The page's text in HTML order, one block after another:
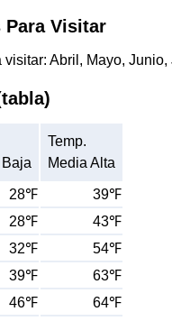
Para Visitar
visitar: Abril, Mayo,
Temp.
Media Alta
28℉
39℉
28℉
43℉
32℉
54℉
39℉
63℉
46℉
64℉